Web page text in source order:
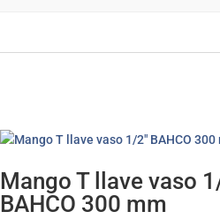
Mango T llave vaso
BAHCO 300 mm